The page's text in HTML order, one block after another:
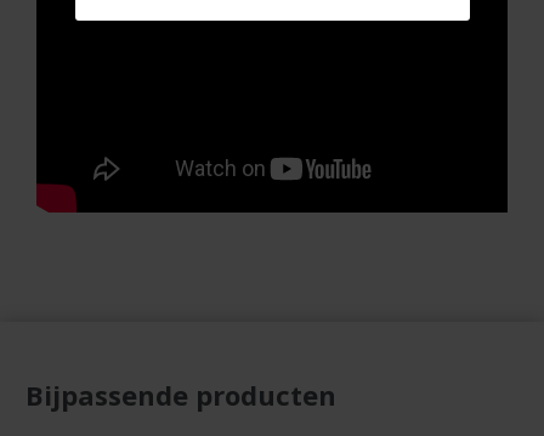
Bijpassende producten